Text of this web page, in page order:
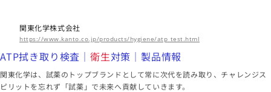
プ │ ラベル・シール素材はリンテックのLivastaリバスタ
オイル タイヤ 容器
海外拠点
東アジア、東南アジア・インド、北米、欧州
関東化学株式会社
https://www.kanto.co.jp/products/hygiene/atp_test.html
ATP拭き取り検査｜ 衛生対策｜製品情報
関東化学は、試薬のトップブランドとして常に次代を読み取り、チャレンジス
ピリットを忘れず「試薬」で未来へ貢献していきます。